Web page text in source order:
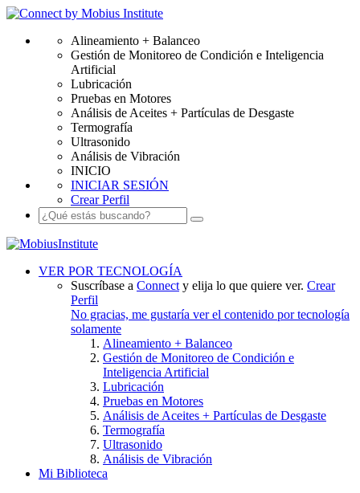
Alineamiento + Balanceo
Gestión de Monitoreo de Condición e Inteligencia
Artificial
Lubricación
Pruebas en Motores
Análisis de Aceites + Partículas de Desgaste
Termografía
Ultrasonido
Análisis de Vibración
INICIO
INICIAR SESIÓN
Crear Perfil
VER POR TECNOLOGÍA
Suscríbase a Connect y elija lo que quiere ver. Crear
Perfil
No gracias, me gustaría ver el contenido por tecnología
solamente
Alineamiento + Balanceo
Gestión de Monitoreo de Condición e
Inteligencia Artificial
Lubricación
Pruebas en Motores
Análisis de Aceites + Partículas de Desgaste
Termografía
Ultrasonido
Análisis de Vibración
Mi Biblioteca